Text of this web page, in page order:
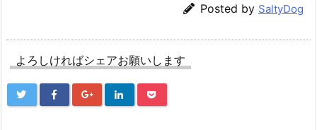
Posted by SaltyDog
よろしければシェアお願いします